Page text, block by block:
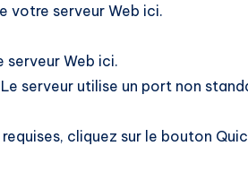
votre serveur Web ici.
serveur Web ici.
serveur utilise un port non
cliquez sur le bouton